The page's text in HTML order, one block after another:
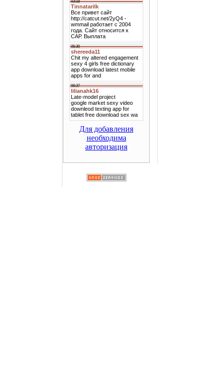
Для добавления
необходима
авторизация